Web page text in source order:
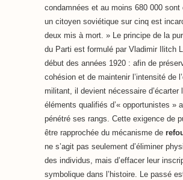
condamnées et au moins 680 000 sont
un citoyen soviétique sur cinq est
deux mis à mort. » Le principe de la
du Parti est formulé par Vladimir Ilitch
début des années 1920 : afin de
cohésion et de maintenir l’intensité de
militant, il devient nécessaire d’écarter
éléments qualifiés d’« opportunistes »
pénétré ses rangs. Cette exigence de
être rapprochée du mécanisme de
ne s’agit pas seulement d’éliminer
des individus, mais d’effacer leur
symbolique dans l’histoire. Le passé